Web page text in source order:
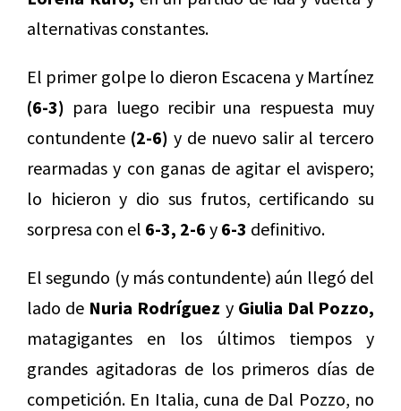
alternativas constantes.
El primer golpe lo dieron Escacena y Martínez
(6-3) para luego recibir una respuesta muy
contundente (2-6) y de nuevo salir al tercero
rearmadas y con ganas de agitar el avispero;
lo hicieron y dio sus frutos, certificando su
sorpresa con el 6-3, 2-6 y 6-3 definitivo.
El segundo (y más contundente) aún llegó del
lado de Nuria Rodríguez y Giulia Dal Pozzo,
matagigantes en los últimos tiempos y
grandes agitadoras de los primeros días de
competición. En Italia, cuna de Dal Pozzo, no